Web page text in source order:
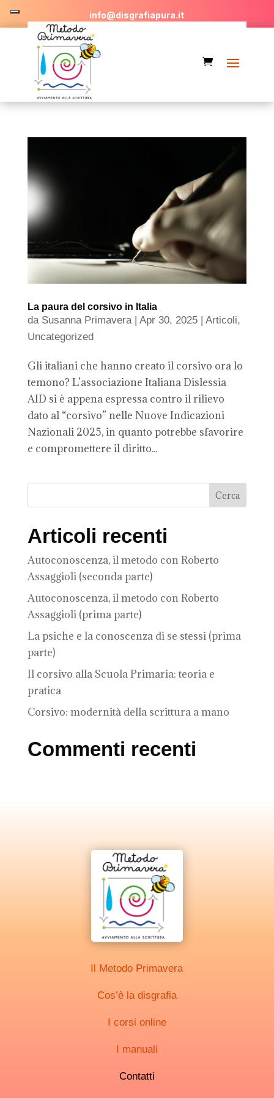
info@disgrafiapura.it
La paura del corsivo in Italia
da Susanna Primavera| Apr 30, 2025| Articoli,
Uncategorized
Gli italiani che hanno creato il corsivo ora lo
temono? L’associazione Italiana Dislessia
AID si è appena espressa contro il rilievo
dato al “corsivo” nelle Nuove Indicazioni
Nazionali 2025, in quanto potrebbe sfavorire
e compromettere il diritto...
Articoli recenti
Autoconoscenza, il metodo con Roberto
Assaggioli (seconda parte)
Autoconoscenza, il metodo con Roberto
Assaggioli (prima parte)
La psiche e la conoscenza di se stessi (prima
parte)
Il corsivo alla Scuola Primaria: teoria e
pratica
Corsivo: modernità della scrittura a mano
Commenti recenti
Il Metodo Primavera
Cos’è la disgrafia
I corsi online
I manuali
Contatti